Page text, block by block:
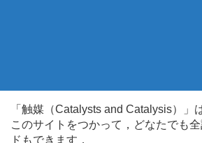
「触媒（Catalysts and Catalysis）
このサイトをつかって，どなたでも
ドもできます．